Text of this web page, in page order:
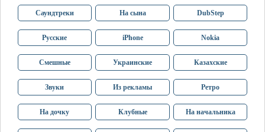
Саундтреки На сына DubStep
Русские iPhone Nokia
Смешные Украинские Казахские
Звуки Из рекламы Ретро
На дочку Клубные На начальника